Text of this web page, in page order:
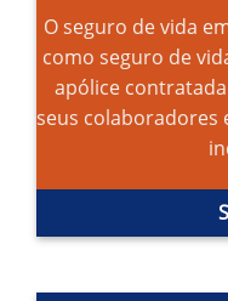
O seguro de vida
como seguro de
apólice
seus colaboradores